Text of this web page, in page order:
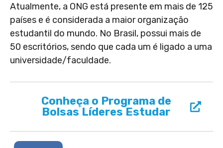
Atualmente, a ONG está presente em mais de 125
países e é considerada a maior organização
estudantil do mundo. No Brasil, possui mais de
50 escritórios, sendo que cada um é ligado a uma
universidade/faculdade.
Conheça o Programa de
Bolsas Líderes Estudar